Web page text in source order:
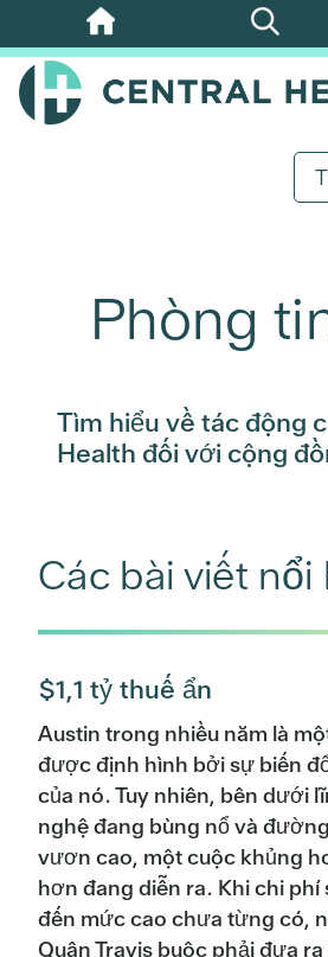
Bỏ
qua
nội
Phòng
Tìm hiểu về tác động
Health đối với cộng
Các bài viết nổi
$1,1 tỷ thuế ẩn
Austin trong nhiều năm là
được định hình bởi sự biến
của nó. Tuy nhiên, bên dưới
nghệ đang bùng nổ và
vươn cao, một cuộc khủng
hơn đang diễn ra. Khi chi phí
đến mức cao chưa từng có,
Quận Travis buộc phải đưa